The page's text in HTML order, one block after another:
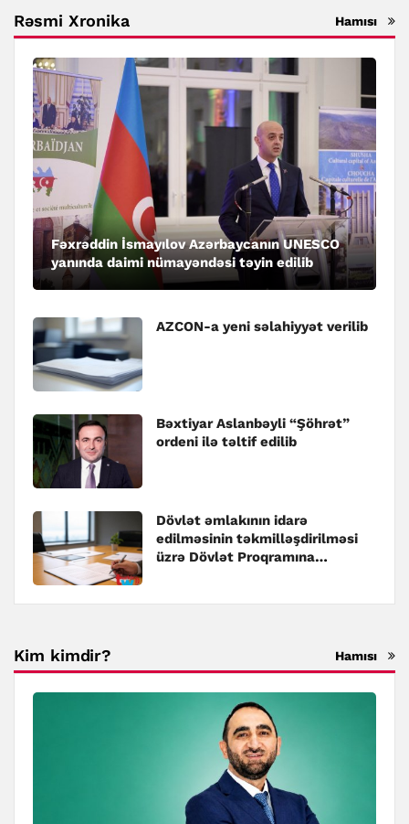
Rəsmi Xronika Hamısı
Fəxrəddin İsmayılov Azərbaycanın UNESCO
yanında daimi nümayəndəsi təyin edilib
AZCON-a yeni səlahiyyət verilib
Bəxtiyar Aslanbəyli “Şöhrət”
ordeni ilə təltif edilib
Dövlət əmlakının idarə
edilməsinin təkmilləşdirilməsi
üzrə Dövlət Proqramına
Kim kimdir? Hamısı